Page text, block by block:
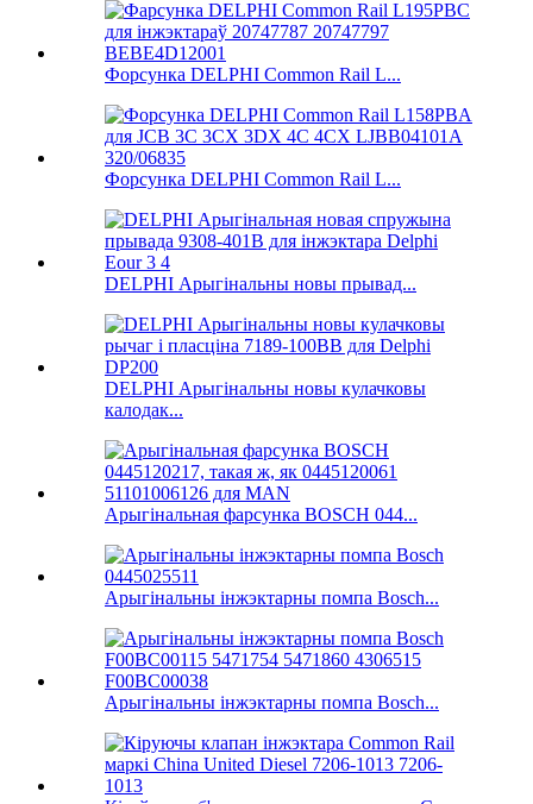
Форсунка DELPHI Common Rail L...
Форсунка DELPHI Common Rail L...
DELPHI Арыгінальны новы прывад...
DELPHI Арыгінальны новы кулачковы
калодак...
Арыгінальная фарсунка BOSCH 044...
Арыгінальны інжэктарны помпа Bosch...
Арыгінальны інжэктарны помпа Bosch...